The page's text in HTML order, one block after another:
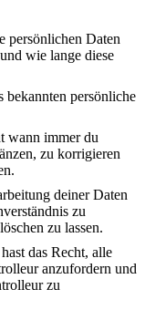
persönlichen Daten
wie lange diese
bekannten persönliche
wann immer du
zu korrigieren
deiner Daten
zu
zu lassen.
das Recht, alle
anzufordern und
zu